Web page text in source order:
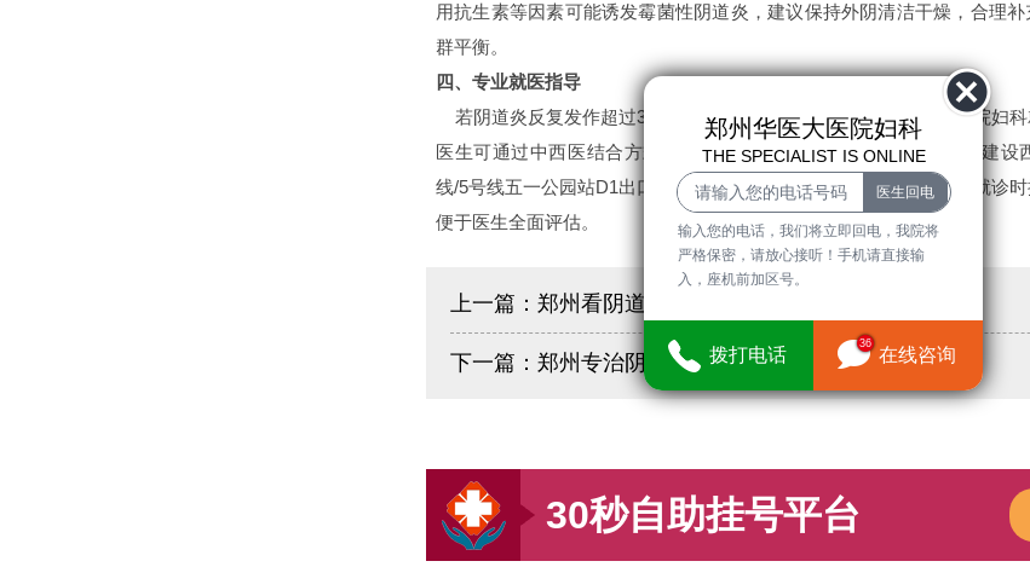
用抗生素等因素可能诱发霉菌性阴道炎，建议保持外阴清洁干燥，合理
群平衡。
四、专业就医指导
若阴道炎反复发作超过3个月，建议到医保定点机构郑州华医大医院妇
医生可通过中西医结合方式改善病情。地址：河南省郑州市中原区建设
线/5号线五一公园站D1出口东行300米），预约电话17079454112。就诊时
便于医生全面评估。
上一篇： 郑州看阴道炎哪里医院好
下一篇： 郑州专治阴道炎正规妇科地址和预约电话
30秒自助挂号平台
郑州华医大医院妇科
THE SPECIALIST IS ONLINE
输入您的电话，我们将立即回电，我院将
严格保密，请放心接听！手机请直接输
入，座机前加区号。
拨打电话
36
在线咨询